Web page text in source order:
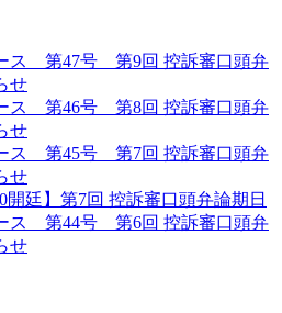
ス 第47号 第9回 控訴審口頭弁
せ
ス 第46号 第8回 控訴審口頭弁
せ
ス 第45号 第7回 控訴審口頭弁
せ
開廷】第7回 控訴審口頭弁論期日
ス 第44号 第6回 控訴審口頭弁
せ